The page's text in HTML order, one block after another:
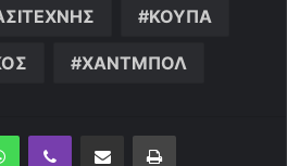
ΚΟΥΠΑ
ΧΑΝΤΜΠΟΛ
WhatsAppViber Κοινοποίηση μέσω ηλεκτρονικού ταχυδρομείουΕκτύπωση